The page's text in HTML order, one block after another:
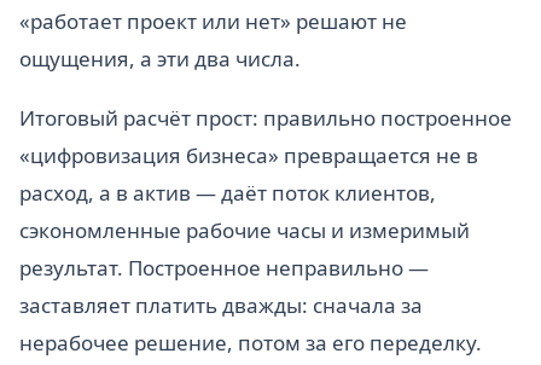
«работает проект или нет» решают не
ощущения, а эти два числа.
Итоговый расчёт прост: правильно построенное
«цифровизация бизнеса» превращается не в
расход, а в актив — даёт поток клиентов,
сэкономленные рабочие часы и измеримый
результат. Построенное неправильно —
заставляет платить дважды: сначала за
нерабочее решение, потом за его переделку.